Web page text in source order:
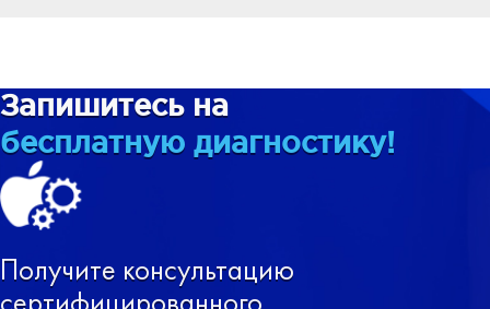
Запишитесь на
бесплатную диагностику!
Получите консультацию